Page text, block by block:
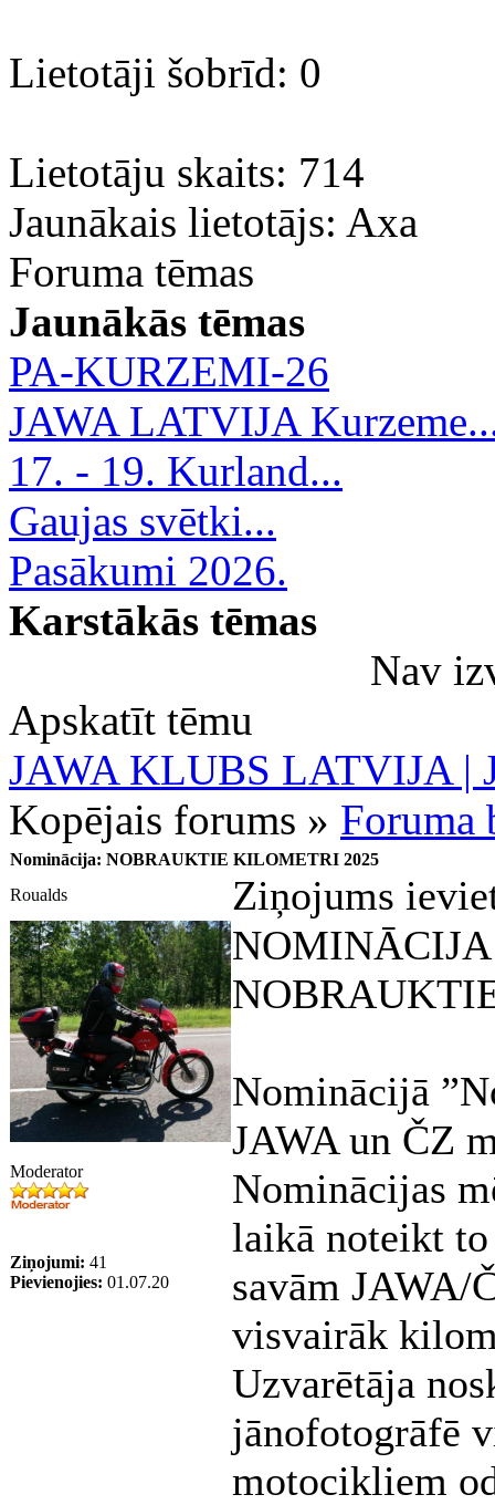
Lietotāji šobrīd: 0
Lietotāju skaits: 714
Jaunākais lietotājs: Axa
Foruma tēmas
Jaunākās tēmas
PA-KURZEMI-26
JAWA LATVIJA
17. - 19. Kurland...
Gaujas svētki...
Pasākumi 2026.
Karstākās tēmas
Nav
Apskatīt tēmu
JAWA KLUBS LATVIJA |
Kopējais forums » Foruma
Nominācija: NOBRAUKTIE KILOMETRI 2025
Roualds
Ziņojums
Moderator
Ziņojumi: 41
Pievienojies: 01.07.20
NOMINĀCIJA
Nominācijā
JAWA un ČZ
Nominācijas
laikā noteikt
savām JAWA/
visvairāk
Uzvarētāja
jānofotogrāfē
motocikliem